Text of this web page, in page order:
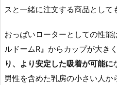
スと一緒に注文する商品として
おっぱいローターとしての性
ルドームR』からカップが大き
り、より安定した吸着が可能に
男性を含めた乳房の小さい人か